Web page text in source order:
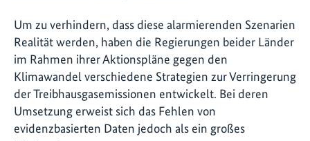
Um zu verhindern, dass diese alarmierenden Szenarien
Realität werden, haben die Regierungen beider Länder
im Rahmen ihrer Aktionspläne gegen den
Klimawandel verschiedene Strategien zur Verringerung
der Treibhausgasemissionen entwickelt. Bei deren
Umsetzung erweist sich das Fehlen von
evidenzbasierten Daten jedoch als ein großes